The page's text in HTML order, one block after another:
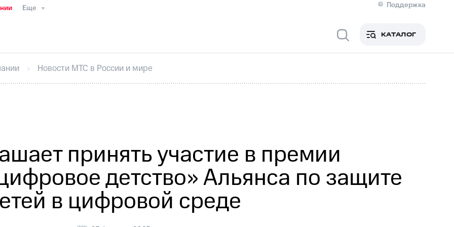
Еще
Поддержка
Медиа-центр
ИнтервьюФинансовая отчетностьКонтактыНовости в регионе
секретарьРаскрытие информации
кабинет акционераАкционерный капиталКонтроль и аудитРынок акций
КАТАЛОГ
Новости МТС в России и мире
принять участие в премии
детство» Альянса по защите
в цифровой среде